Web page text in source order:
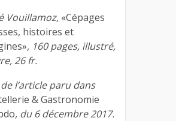
Vouillamoz, «Cépages
histoires et
, 160 pages, illustré,
26 fr.
de l’article paru dans
& Gastronomie
, du 6 décembre 2017.